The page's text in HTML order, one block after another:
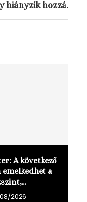
hiányzik hozzá.
A következő
emelkedhet a
2026